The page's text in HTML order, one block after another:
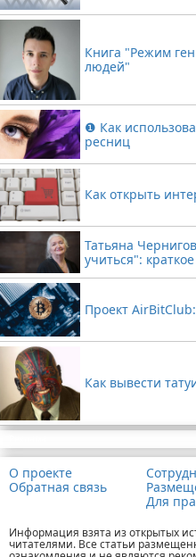
Книга "Режим
людей"
❶ Как
ресниц
Как открыть
Татьяна
учиться":
Проект
Как вывести
О проекте
Обратная связь
Для
Информация взята из открытых
читателями. Все статьи